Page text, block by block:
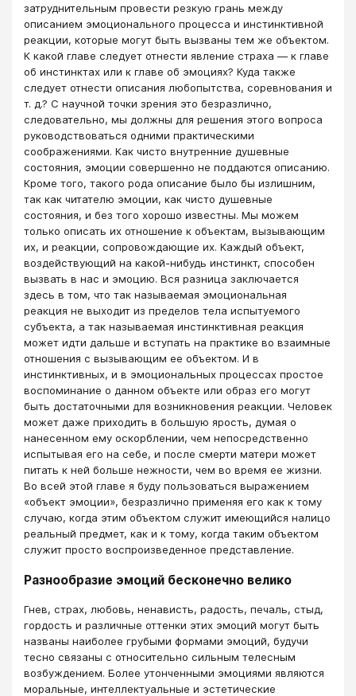
затруднительным провести резкую грань между
описанием эмоционального процесса и инстинктивной
реакции, которые могут быть вызваны тем же объектом.
К какой главе следует отнести явление страха — к главе
об инстинктах или к главе об эмоциях? Куда также
следует отнести описания любопытства, соревнования и
т. д.? С научной точки зрения это безразлично,
следовательно, мы должны для решения этого вопроса
руководствоваться одними практическими
соображениями. Как чисто внутренние душевные
состояния, эмоции совершенно не поддаются описанию.
Кроме того, такого рода описание было бы излишним,
так как читателю эмоции, как чисто душевные
состояния, и без того хорошо известны. Мы можем
только описать их отношение к объектам, вызывающим
их, и реакции, сопровождающие их. Каждый объект,
воздействующий на какой-нибудь инстинкт, способен
вызвать в нас и эмоцию. Вся разница заключается
здесь в том, что так называемая эмоциональная
реакция не выходит из пределов тела испытуемого
субъекта, а так называемая инстинктивная реакция
может идти дальше и вступать на практике во взаимные
отношения с вызывающим ее объектом. И в
инстинктивных, и в эмоциональных процессах простое
воспоминание о данном объекте или образ его могут
быть достаточными для возникновения реакции. Человек
может даже приходить в большую ярость, думая о
нанесенном ему оскорблении, чем непосредственно
испытывая его на себе, и после смерти матери может
питать к ней больше нежности, чем во время ее жизни.
Во всей этой главе я буду пользоваться выражением
«объект эмоции», безразлично применяя его как к тому
случаю, когда этим объектом служит имеющийся налицо
реальный предмет, как и к тому, когда таким объектом
служит просто воспроизведенное представление.
Разнообразие эмоций бесконечно велико
Гнев, страх, любовь, ненависть, радость, печаль, стыд,
гордость и различные оттенки этих эмоций могут быть
названы наиболее грубыми формами эмоций, будучи
тесно связаны с относительно сильным телесным
возбуждением. Более утонченными эмоциями являются
моральные, интеллектуальные и эстетические